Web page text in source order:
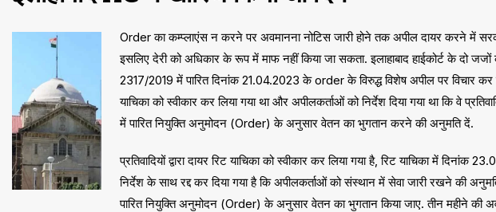
Order का कम्प्लाएंस न करने पर अवमानना नोटिस जारी होने तक अपील दायर करने में
इसलिए देरी को अधिकार के रूप में माफ नहीं किया जा सकता. इलाहाबाद हाईकोर्ट के दो जजों
2317/2019 में पारित दिनांक 21.04.2023 के order के विरुद्ध विशेष अपील पर विचार कर
याचिका को स्वीकार कर लिया गया था और अपीलकर्ताओं को निर्देश दिया गया था कि वे
में पारित नियुक्ति अनुमोदन (Order) के अनुसार वेतन का भुगतान करने की अनुमति दें.
प्रतिवादियों द्वारा दायर रिट याचिका को स्वीकार कर लिया गया है, रिट याचिका में
निर्देश के साथ रद्द कर दिया गया है कि अपीलकर्ताओं को संस्थान में सेवा जारी रखने की
पारित नियुक्ति अनुमोदन (Order) के अनुसार वेतन का भुगतान किया जाए. तीन महीने